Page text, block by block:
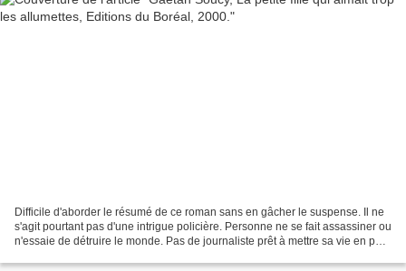
Difficile d'aborder le résumé de ce roman sans en gâcher le suspense. Il ne
s'agit pourtant pas d'une intrigue policière. Personne ne se fait assassiner ou
n'essaie de détruire le monde. Pas de journaliste prêt à mettre sa vie en péril